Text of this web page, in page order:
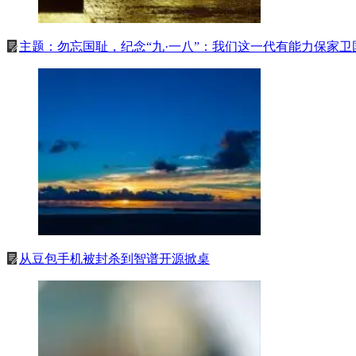
主题：勿忘国耻，纪念“九·一八”：我们这一代有能力保家卫
从豆包手机被封杀到智谱开源掀桌